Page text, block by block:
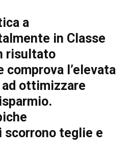
a
in Classe
risultato
l’elevata
ottimizzare
scorrono teglie e